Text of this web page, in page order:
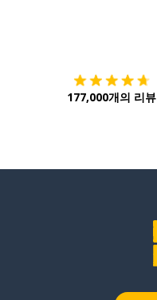
177,000개의 리뷰